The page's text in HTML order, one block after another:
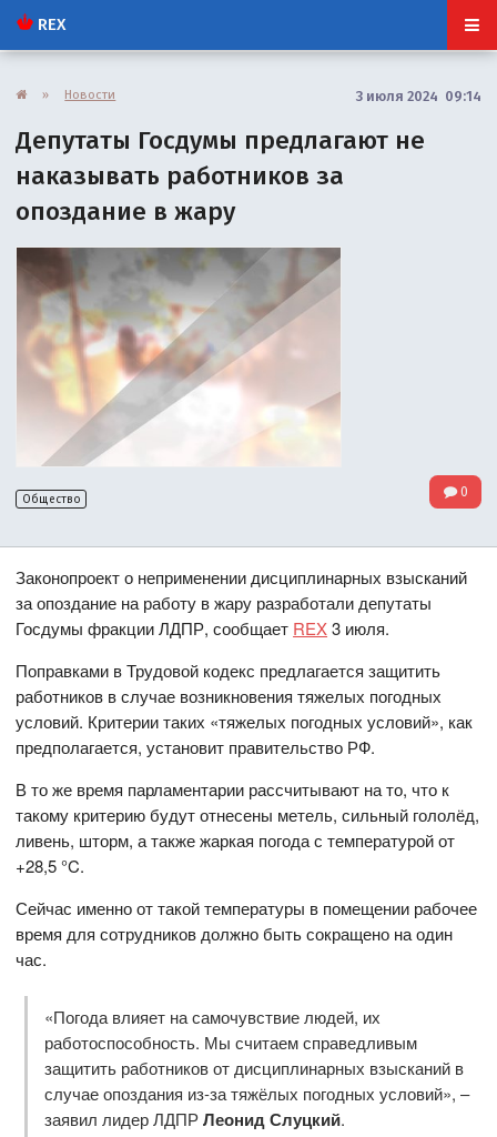
REX
» Новости 3 июля 2024 09:14
Депутаты Госдумы предлагают не
наказывать работников за
опоздание в жару
Общество 0
Законопроект о неприменении дисциплинарных взысканий
за опоздание на работу в жару разработали депутаты
Госдумы фракции ЛДПР, сообщает REX3 июля.
Поправками в Трудовой кодекс предлагается защитить
работников в случае возникновения тяжелых погодных
условий. Критерии таких «тяжелых погодных условий», как
предполагается, установит правительство РФ.
В то же время парламентарии рассчитывают на то, что к
такому критерию будут отнесены метель, сильный гололёд,
ливень, шторм, а также жаркая погода с температурой от
+28,5 °C.
Сейчас именно от такой температуры в помещении рабочее
время для сотрудников должно быть сокращено на один
час.
«Погода влияет на самочувствие людей, их
работоспособность. Мы считаем справедливым
защитить работников от дисциплинарных взысканий в
случае опоздания из-за тяжёлых погодных условий», –
заявил лидер ЛДПРЛеонид Слуцкий.